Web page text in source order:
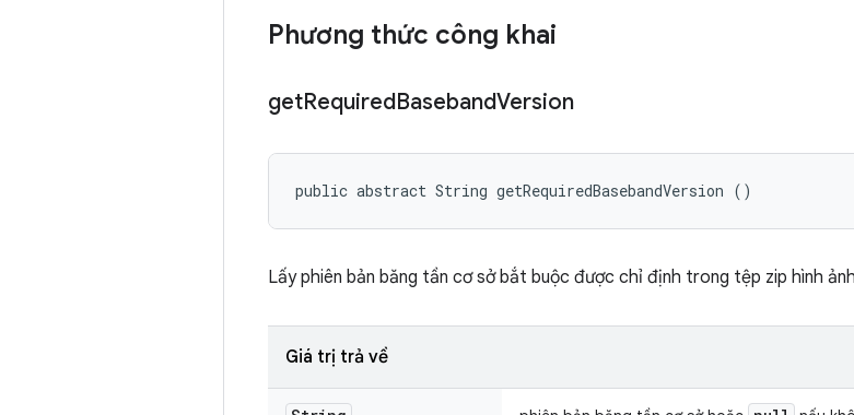
Phương thức công khai
getRequiredBasebandVersion
public abstract String getRequiredBasebandVersion ()
Lấy phiên bản băng tần cơ sở bắt buộc được chỉ định trong tệp zip hình
Giá trị trả về